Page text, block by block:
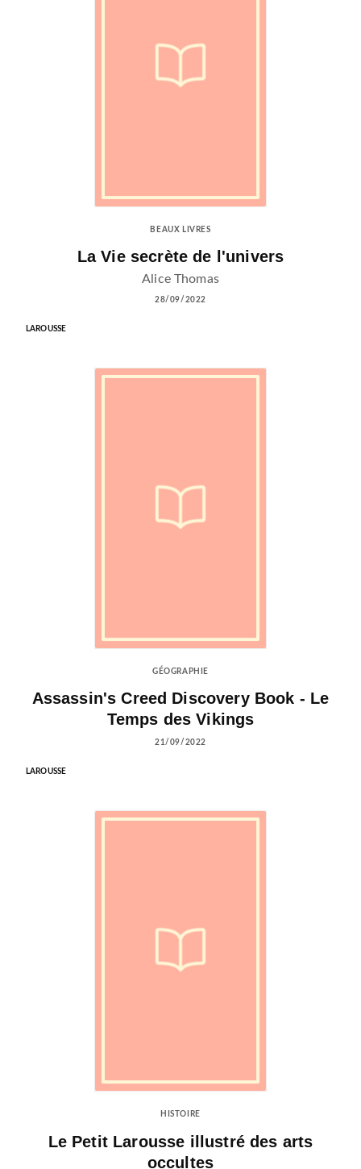
BEAUX LIVRES
La Vie secrète de l'univers
Alice Thomas
28/09/2022
LAROUSSE
GÉOGRAPHIE
Assassin's Creed Discovery Book - Le
Temps des Vikings
21/09/2022
LAROUSSE
HISTOIRE
Le Petit Larousse illustré des arts
occultes